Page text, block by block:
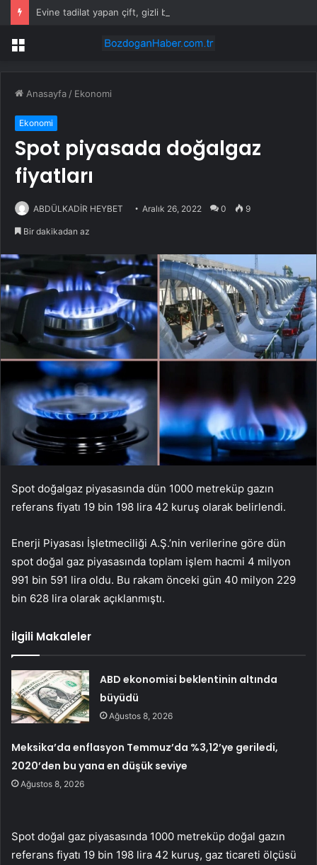
Menü
Anasayfa / Ekonomi
Ekonomi
Spot piyasada doğalgaz
fiyatları
ABDÜLKADİR HEYBET Aralık 26, 2022 0 9
Bir dakikadan az
Spot doğalgaz piyasasında dün 1000 metreküp gazın
referans fiyatı 19 bin 198 lira 42 kuruş olarak belirlendi.
Enerji Piyasası İşletmeciliği A.Ş.’nin verilerine göre dün
spot doğal gaz piyasasında toplam işlem hacmi 4 milyon
991 bin 591 lira oldu. Bu rakam önceki gün 40 milyon 229
bin 628 lira olarak açıklanmıştı.
İlgili Makaleler
ABD ekonomisi beklentinin altında
büyüdü
Ağustos 8, 2026
Meksika’da enflasyon Temmuz’da %3,12’ye geriledi,
2020’den bu yana en düşük seviye
Ağustos 8, 2026
Spot doğal gaz piyasasında 1000 metreküp doğal gazın
referans fiyatı 19 bin 198 lira 42 kuruş, gaz ticareti ölçüsü